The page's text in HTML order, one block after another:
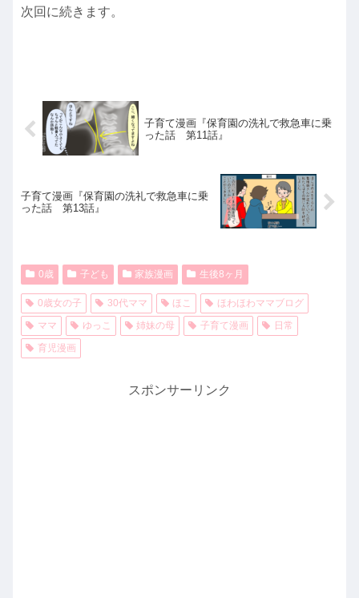
次回に続きます。
子育て漫画『保育園の洗礼で救急車に乗
った話 第11話』
子育て漫画『保育園の洗礼で救急車に乗
った話 第13話』
0歳 子ども 家族漫画 生後8ヶ月
0歳女の子 30代ママ ほこ
ほわほわママブログ
ママ
ゆっこ 姉妹の母 子育て漫画
日常
育児漫画
スポンサーリンク